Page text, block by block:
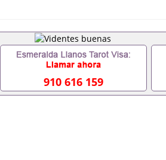
的毕业证可以用吗551190476假的毕业
办理假毕业证在国内能用吗, 挂科
证,没毕业可以办学历认证吗,您是否因
不齐而被拒之门外551190476您是否因
理想毕不了业怎么办551190476找工作
办理551190476国外大学文凭可以打工
业证551190476哪里可以办理澳洲毕业
拿大毕业证551190476申请学校办理假
551190476哪里可以修改成绩单GPA分数
微信551190476找毕业证封皮QQ微信
910 616 159